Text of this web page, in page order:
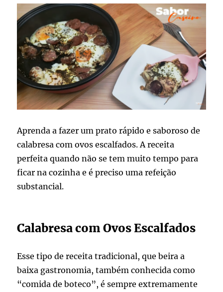
Aprenda a fazer um prato rápido e saboroso de
calabresa com ovos escalfados. A receita
perfeita quando não se tem muito tempo para
ficar na cozinha e é preciso uma refeição
substancial.
Calabresa com Ovos Escalfados
Esse tipo de receita tradicional, que beira a
baixa gastronomia, também conhecida como
“comida de boteco”, é sempre extremamente